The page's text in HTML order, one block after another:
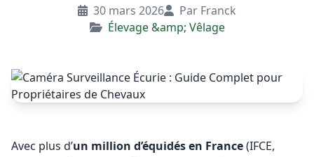
30 mars 2026
Par Franck
Élevage &amp; Vêlage
Avec plus d’un million d’équidés en France(IFCE,